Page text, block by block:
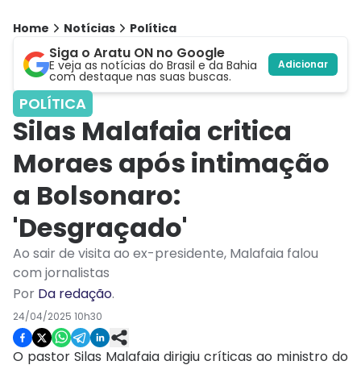
Home Notícias Política
Siga o Aratu ON no Google
E veja as notícias do Brasil e da Bahia
com destaque nas suas buscas.
Adicionar
POLÍTICA
Silas Malafaia critica
Moraes após intimação
a Bolsonaro:
'Desgraçado'
Ao sair de visita ao ex-presidente, Malafaia falou
com jornalistas
Por Da redação.
24/04/2025 10h30
O pastor Silas Malafaia dirigiu críticas ao ministro do